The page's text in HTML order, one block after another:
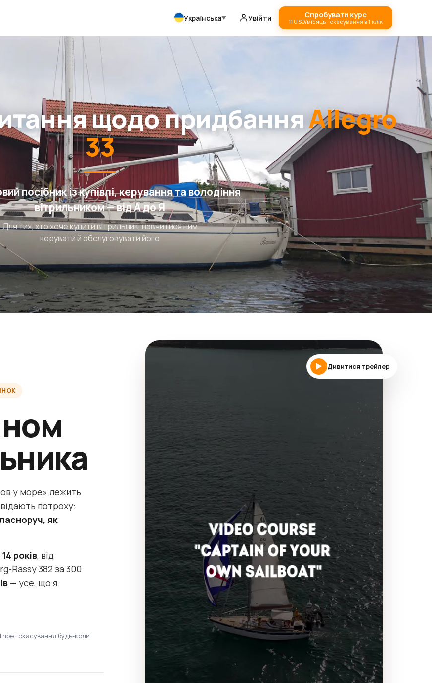
Українська Увійти Спробувати курс
11 USD/місяць · скасування в 1 клік
щодо придбанняAllegro
33
посібник із купівлі, керування та володіння
вітрильником — від А до Я
Для тих, хто хоче купити вітрильник, навчитися ним
керувати й обслуговувати його
у море» лежить
потроху:
як
років, від
Rassy 382 за 300
— усе, що я
· скасування будь-коли
Дивитися трейлер